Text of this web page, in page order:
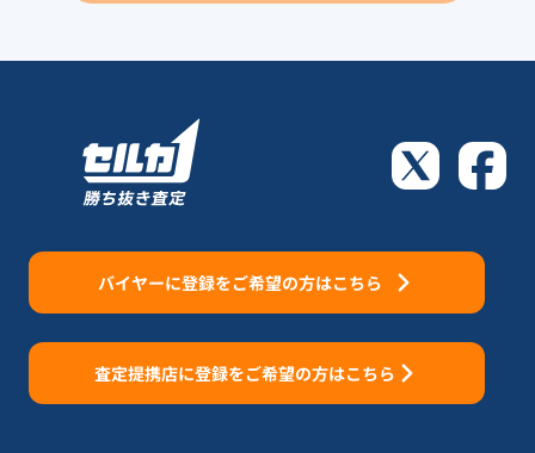
バイヤーに登録をご希望の方はこちら
査定提携店に登録をご希望の方はこちら